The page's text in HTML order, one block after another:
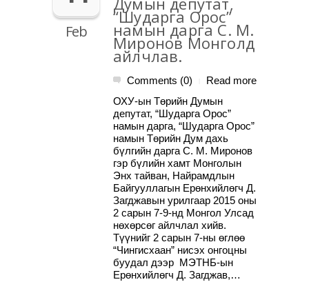
Feb
“Шударга Орос”
намын дарга С. М.
Миронов Монголд
айлчлав.
Comments (0)
Read more
ОХУ-ын Төрийн Думын
депутат, “Шударга Орос”
намын дарга, “Шударга Орос”
намын Төрийн Дум дахь
бүлгийн дарга С. М. Миронов
гэр бүлийн хамт Монголын
Энх тайван, Найрамдлын
Байгууллагын Ерөнхийлөгч Д.
Загджавын урилгаар 2015 оны
2 сарын 7-9-нд Монгол Улсад
нөхөрсөг айлчлал хийв.
Түүнийг 2 сарын 7-ны өглөө
“Чингисхаан” нисэх онгоцны
буудал дээр МЭТНБ-ын
Ерөнхийлөгч Д. Загджав,…